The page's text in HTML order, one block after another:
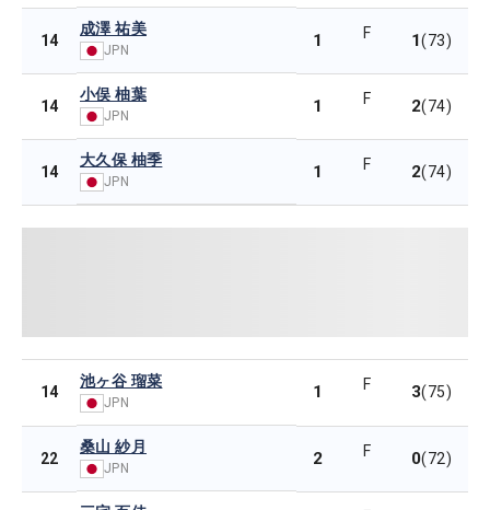
14
成澤 祐美
JPN 1 F 1(73)
14
小俣 柚葉
JPN 1 F 2(74)
14
大久保 柚季
JPN 1 F 2(74)
14
池ヶ谷 瑠菜
JPN
1 F 3(75)
22
桑山 紗月
JPN 2 F 0(72)